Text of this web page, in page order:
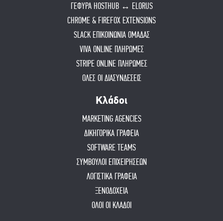
ΓΕΦΥΡΑ HOSTHUB ↔ ELORUS
CHROME & FIREFOX EXTENSIONS
SLACK ΕΠΙΚΟΙΝΩΝΙΑ ΟΜΑΔΑΣ
VIVA ONLINE ΠΛΗΡΩΜΕΣ
STRIPE ONLINE ΠΛΗΡΩΜΕΣ
ΟΛΕΣ ΟΙ ΔΙΑΣΥΝΔΕΣΕΙΣ
Κλάδοι
MARKETING AGENCIES
ΔΙΚΗΓΟΡΙΚΑ ΓΡΑΦΕΙΑ
SOFTWARE TEAMS
ΣΥΜΒΟΥΛΟΙ ΕΠΙΧΕΙΡΗΣΕΩΝ
ΛΟΓΙΣΤΙΚΑ ΓΡΑΦΕΙΑ
ΞΕΝΟΔΟΧΕΙΑ
ΟΛΟΙ ΟΙ ΚΛΑΔΟΙ